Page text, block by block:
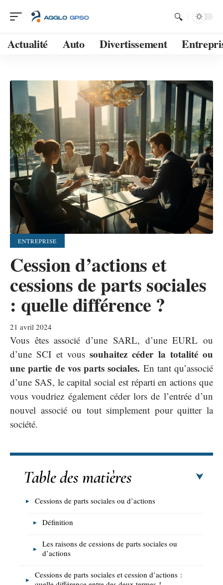
Actualité Auto Divertissement
ENTREPRISE
Cession d’actions et
cessions de parts sociales
: quelle différence ?
21 avril 2024
Vous êtes associé d’une SARL, d’une EURL ou
d’une SCI et vous souhaitez céder la totalité ou
une partie de vos parts sociales. En tant qu’associé
d’une SAS, le capital social est réparti en actions que
vous voudriez également céder lors de l’entrée d’un
nouvel associé ou tout simplement pour quitter la
société.
Table des matières
Cessions de parts sociales ou d’actions
Définition
Les raisons de cessions de parts sociales ou
d’actions
Cessions de parts sociales et cession d’actions :